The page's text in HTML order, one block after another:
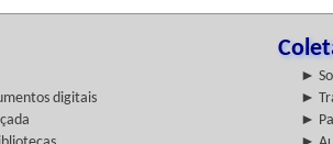
►
digitais
►
►